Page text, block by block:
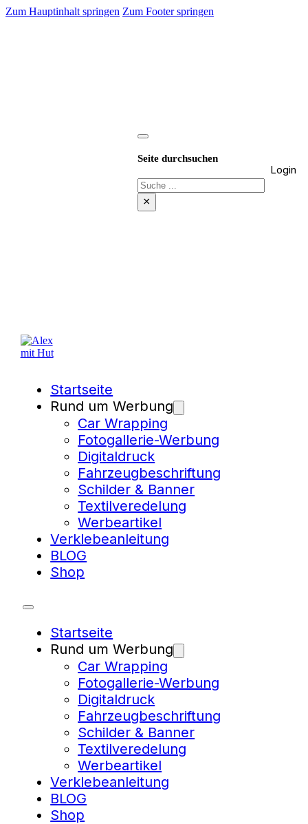
Zum Hauptinhalt springen Zum Footer springen
Seite durchsuchen
Suchen
×
Login
Startseite
Rund um Werbung
Car Wrapping
Fotogallerie-Werbung
Digitaldruck
Fahrzeugbeschriftung
Schilder & Banner
Textilveredelung
Werbeartikel
Verklebeanleitung
BLOG
Shop
Startseite
Rund um Werbung
Car Wrapping
Fotogallerie-Werbung
Digitaldruck
Fahrzeugbeschriftung
Schilder & Banner
Textilveredelung
Werbeartikel
Verklebeanleitung
BLOG
Shop